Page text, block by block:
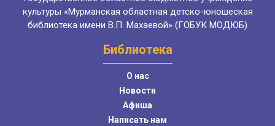
культуры «Мурманская областная детско-юношеская
библиотека имени В.П. Махаевой» (ГОБУК МОДЮБ)
Библиотека
О нас
Новости
Афиша
Написать нам